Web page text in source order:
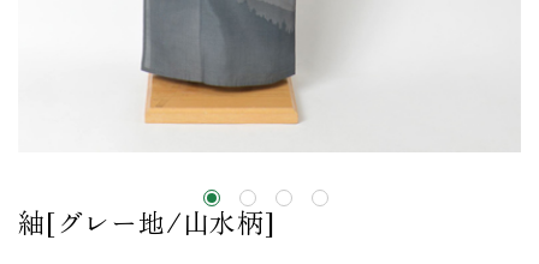
紬[グレー地/山水柄]